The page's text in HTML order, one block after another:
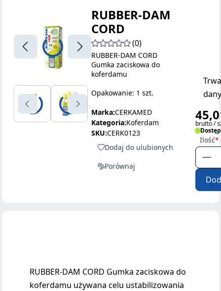
RUBBER-DAM
CORD
(0)
RUBBER-DAM CORD
Gumka zaciskowa do
koferdamu
Opakowanie: 1 szt.
Marka:CERKAMED
Kategoria:Koferdam
SKU:CERK0123
Dodaj do ulubionych
Porównaj
brutto /
Ilość
RUBBER-DAM CORD Gumka zaciskowa do
koferdamu używana celu ustabilizowania